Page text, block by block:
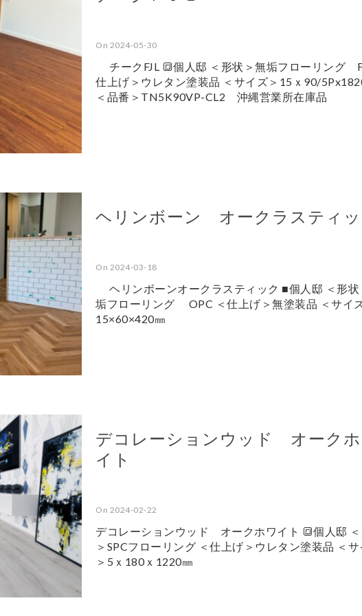
On 2024-05-30
チークFJL 🔳個人邸 ＜形状＞無垢フローリング
仕上げ＞ウレタン塗装品 ＜サイズ＞15ｘ90/
＜品番＞TN5K90VP-CL2 沖縄営業所在庫品
ヘリンボーン オークラスティッ
On 2024-03-18
ヘリンボーンオークラスティック ■個人邸 ＜形状
垢フローリング OPC ＜仕上げ＞無塗装品 ＜サイ
15×60×420㎜
デコレーションウッド オークホ
イト
On 2024-02-22
デコレーションウッド オークホワイト 🔳個人邸
＞SPCフローリング ＜仕上げ＞ウレタン塗装品 ＜
＞5ｘ180ｘ1220㎜